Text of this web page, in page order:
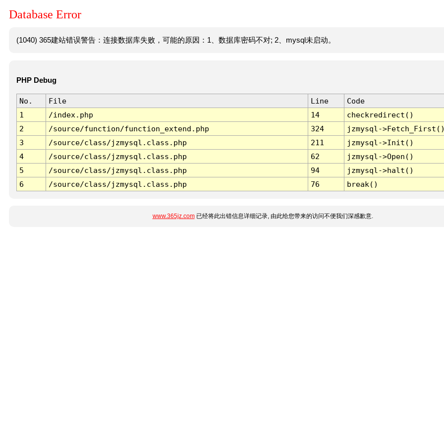
Database Error
(1040) 365建站错误警告：连接数据库失败，可能的原因：1、数据库密码不对; 2、mysql未启动。
PHP Debug
No. File Line
Code
1
/index.php 14
checkredirect()
2
/source/function/function_extend.php 324
jzmysql-
3
/source/class/jzmysql.class.php 211
jzmysql->Init()
4
/source/class/jzmysql.class.php 62
jzmysql->Open()
5
/source/class/jzmysql.class.php 94
jzmysql->halt()
6
/source/class/jzmysql.class.php 76 break()
www.365jz.com已经将此出错信息详细记录, 由此给您带来的访问不便我们深感歉意.